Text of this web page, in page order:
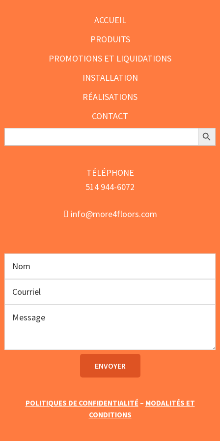
produit
ACCUEIL
PRODUITS
PROMOTIONS ET LIQUIDATIONS
INSTALLATION
RÉALISATIONS
CONTACT
Search
Search
TÉLÉPHONE
514 944-6072
info@more4floors.com
POLITIQUES DE CONFIDENTIALITÉ – MODALITÉS ET
CONDITIONS